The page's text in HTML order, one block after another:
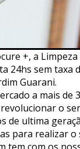
+, a Limpeza
24hs sem taxa
Guarani.
a mais de
o
de ultima
para realizar o